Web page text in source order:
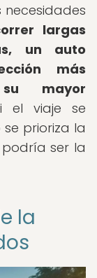
largas
un auto
más
mayor
el viaje se
prioriza la
ser la
la